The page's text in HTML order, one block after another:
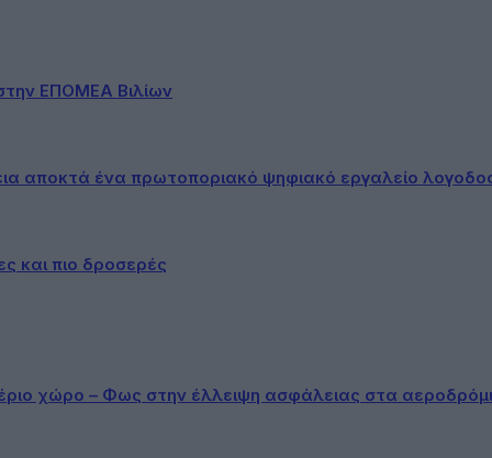
ΕΠΟΜΕΑ Βιλίων
αποκτά ένα πρωτοποριακό ψηφιακό εργαλείο
και πιο δροσερές
χώρο – Φως στην έλλειψη ασφάλειας στα